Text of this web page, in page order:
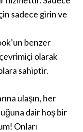
sadece girin ve
benzer
olarak
sahiptir.
ulaşın, her
dair hoş bir
Onları